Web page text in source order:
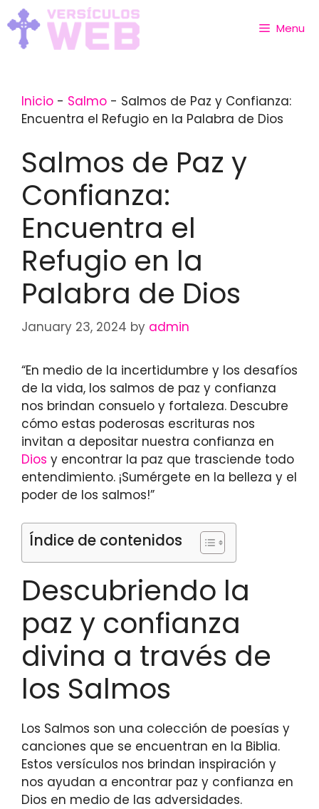
Skip
to
content
Menu
Inicio - Salmo - Salmos de Paz y Confianza:
Encuentra el Refugio en la Palabra de Dios
Salmos de Paz y
Confianza:
Encuentra el
Refugio en la
Palabra de Dios
January 23, 2024 by admin
“En medio de la incertidumbre y los desafíos
de la vida, los salmos de paz y confianza
nos brindan consuelo y fortaleza. Descubre
cómo estas poderosas escrituras nos
invitan a depositar nuestra confianza en
Dios y encontrar la paz que trasciende todo
entendimiento. ¡Sumérgete en la belleza y el
poder de los salmos!”
Índice de contenidos
Descubriendo la
paz y confianza
divina a través de
los Salmos
Los Salmos son una colección de poesías y
canciones que se encuentran en la Biblia.
Estos versículos nos brindan inspiración y
nos ayudan a encontrar paz y confianza en
Dios en medio de las adversidades.